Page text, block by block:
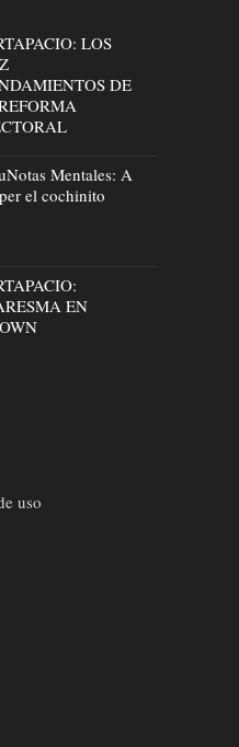
LOS
DE
Mentales: A
el cochinito
EN
uso